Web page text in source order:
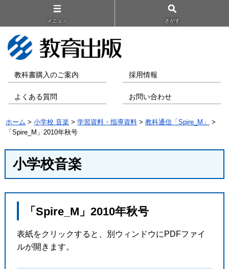
メニュ－ さがす
教科書購入のご案内 採用情報
よくある質問 お問い合わせ
ホーム >小学校 音楽 >学習資料・指導資料 >教科通信「Spire_M」
>
「Spire_M」2010年秋号
小学校音楽
「Spire_M」2010年秋号
表紙をクリックすると、別ウィンドウにPDFファイ
ルが開きます。